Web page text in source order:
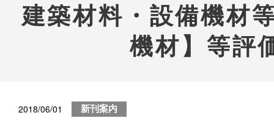
建築材料・設備機材
機材】等
2018/06/01 新刊案内